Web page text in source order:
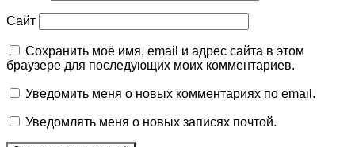
Сайт
Сохранить моё имя, email и адрес сайта в этом
браузере для последующих моих комментариев.
Уведомить меня о новых комментариях по email.
Уведомлять меня о новых записях почтой.